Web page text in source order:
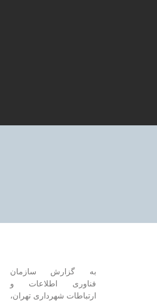
به گزارش سازمان
فناوری اطلاعات و
ارتباطات شهرداری تهران،